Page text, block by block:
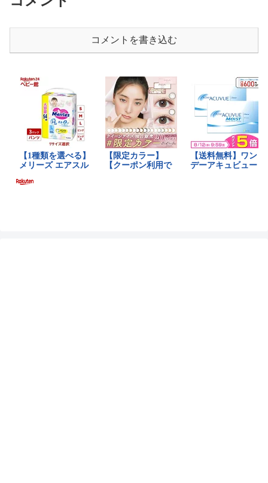
コメントを書き込む